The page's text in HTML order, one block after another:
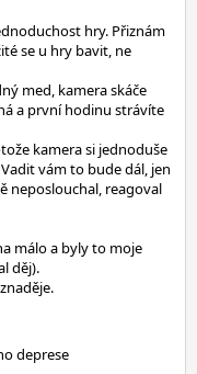
hry. Přiznám
se u hry bavit, ne
med, kamera skáče
a první hodinu strávíte
kamera si jednoduše
vám to bude dál, jen
neposlouchal, reagoval
málo a byly to moje
děj).
deprese